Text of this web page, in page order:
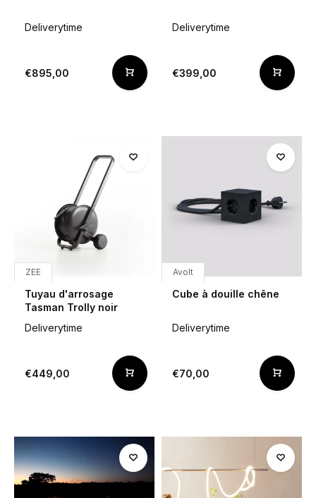
Deliverytime
€895,00
Deliverytime
€399,00
ZEE
Tuyau d'arrosage
Tasman Trolly noir
Deliverytime
€449,00
Avolt
Cube à douille chêne
Deliverytime
€70,00